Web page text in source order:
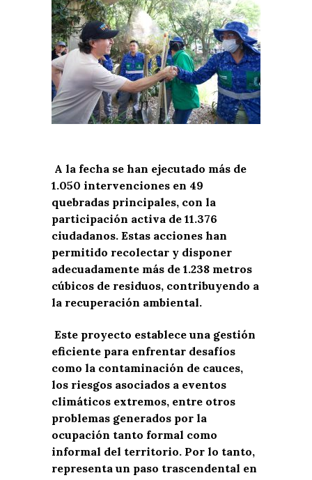
A la fecha se han ejecutado más de
1.050 intervenciones en 49
quebradas principales, con la
participación activa de 11.376
ciudadanos. Estas acciones han
permitido recolectar y disponer
adecuadamente más de 1.238 metros
cúbicos de residuos, contribuyendo a
la recuperación ambiental.
Este proyecto establece una gestión
eficiente para enfrentar desafíos
como la contaminación de cauces,
los riesgos asociados a eventos
climáticos extremos, entre otros
problemas generados por la
ocupación tanto formal como
informal del territorio. Por lo tanto,
representa un paso trascendental en